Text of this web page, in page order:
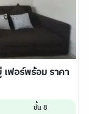
ฟอร์พร้อม ราคา
ชั้น 8